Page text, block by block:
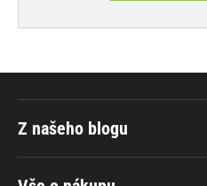
Z našeho blogu